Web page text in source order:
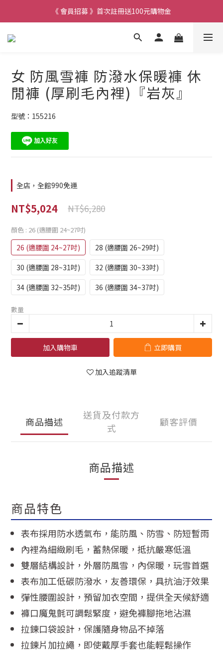
《 會員招募 》首次註冊送100元購物金
女 防風雪褲 防潑水保暖褲 休
閒褲 (厚刷毛內裡)『岩灰』
型號：155216
全店，全館990免運
NT$5,024 NT$6,280
顏色 : 26 (適腰圍 24~27吋)
26 (適腰圍 24~27吋)
28 (適腰圍 26~29吋)
30 (適腰圍 28~31吋)
32 (適腰圍 30~33吋)
34 (適腰圍 32~35吋)
36 (適腰圍 34~37吋)
數量
加入購物車 立即購買
加入追蹤清單
商品描述
送貨及付款方
式
顧客評價
商品描述
商品特色
表布採用防水透氣布，能防風、防雪、防短暫雨
內裡為細緻刷毛，蓄熱保暖，抵抗嚴寒低溫
雙層結構設計，外層防風雪，內保暖，玩雪首選
表布加工低碳防潑水，友善環保，具抗油汙效果
彈性腰圍設計，預留加衣空間，提供全天候舒適
褲口魔鬼氈可調鬆緊度，避免褲腳拖地沾濕
拉鍊口袋設計，保護隨身物品不掉落
拉鍊片加拉繩，即使戴厚手套也能輕鬆操作